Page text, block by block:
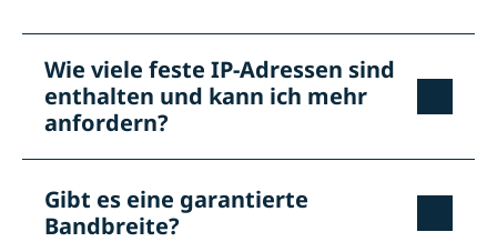
Wie viele feste IP-Adressen sind
enthalten und kann ich mehr
anfordern?
Gibt es eine garantierte
Bandbreite?